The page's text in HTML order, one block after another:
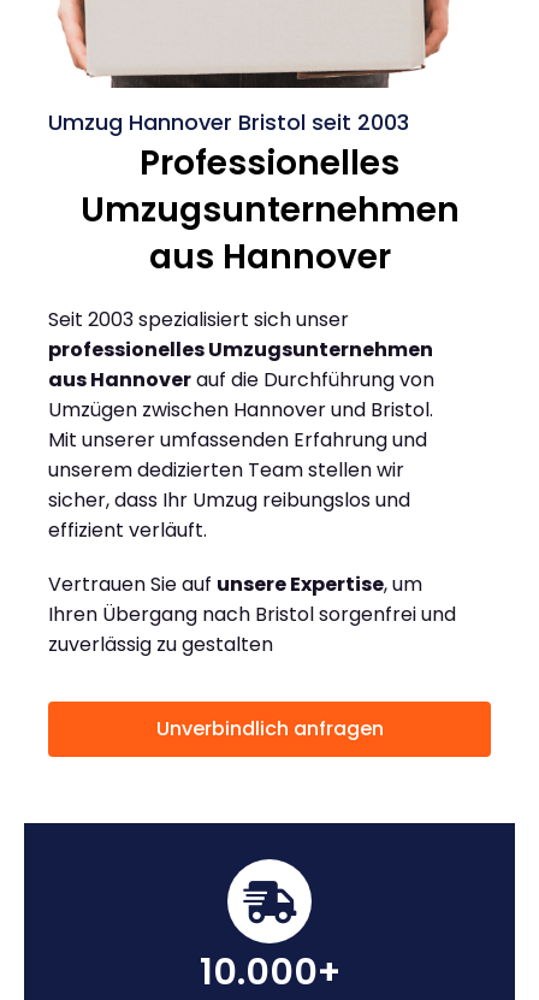
Umzug Hannover Bristol seit 2003
Professionelles
Umzugsunternehmen
aus Hannover
Seit 2003 spezialisiert sich unser
professionelles Umzugsunternehmen
aus Hannoverauf die Durchführung von
Umzügen zwischen Hannover und Bristol.
Mit unserer umfassenden Erfahrung und
unserem dedizierten Team stellen wir
sicher, dass Ihr Umzug reibungslos und
effizient verläuft.
Vertrauen Sie auf unsere Expertise, um
Ihren Übergang nach Bristol sorgenfrei und
zuverlässig zu gestalten
Unverbindlich anfragen
10.000+